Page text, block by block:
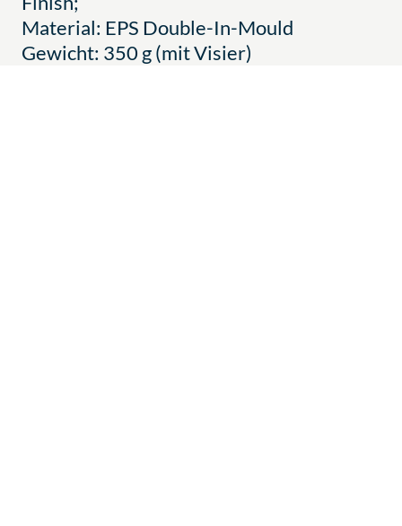
Material: EPS Double-In-Mould
Gewicht: 350 g (mit Visier)